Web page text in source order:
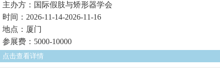
主办方：国际假肢与矫形器学会
时间：2026-11-14-2026-11-16
地点：厦门
参展费：5000-10000
点击查看详情